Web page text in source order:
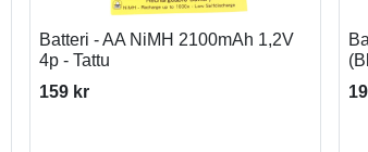
Batteri - AA NiMH 2100mAh 1,2V
4p - Tattu
159 kr